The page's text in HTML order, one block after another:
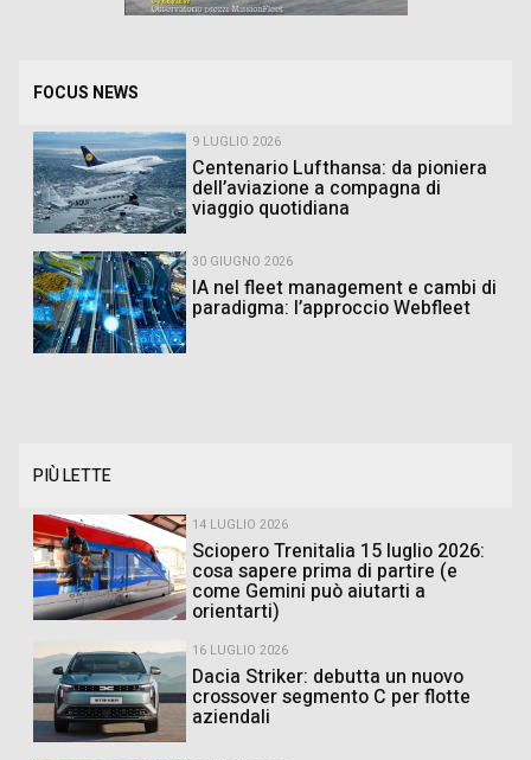
FOCUS NEWS
9 LUGLIO 2026
Centenario Lufthansa: da pioniera
dell’aviazione a compagna di
viaggio quotidiana
30 GIUGNO 2026
IA nel fleet management e cambi di
paradigma: l’approccio Webfleet
PIÙ LETTE
14 LUGLIO 2026
Sciopero Trenitalia 15 luglio 2026:
cosa sapere prima di partire (e
come Gemini può aiutarti a
orientarti)
16 LUGLIO 2026
Dacia Striker: debutta un nuovo
crossover segmento C per flotte
aziendali